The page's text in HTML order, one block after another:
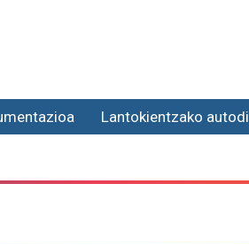
Lantokientzako